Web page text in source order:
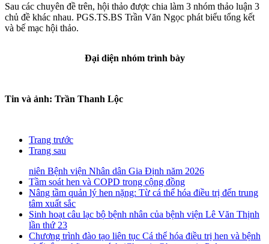
Sau các chuyên đề trên, hội thảo được chia làm 3 nhóm thảo luận 3
chủ đề khác nhau. PGS.TS.BS Trần Văn Ngọc phát biểu tổng kết
và bế mạc hội thảo.
Đại diện nhóm trình bày
Tin và ảnh: Trần Thanh Lộc
Trang trước
Trang sau
niên Bệnh viện Nhân dân Gia Định năm 2026
Tầm soát hen và COPD trong cộng đồng
Nâng tầm quản lý hen nặng: Từ cá thể hóa điều trị đến trung
tâm xuất sắc
Sinh hoạt câu lạc bộ bệnh nhân của bệnh viện Lê Văn Thịnh
lần thứ 23
Chương trình đào tạo liên tục Cá thể hóa điều trị hen và bệnh